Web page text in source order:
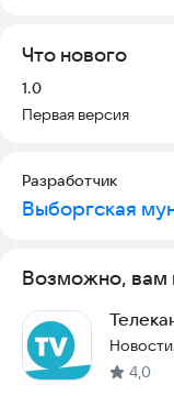
Что нового
Версия:
1.0
Первая версия
Разработчик
Выборгская
Возможно, вам
4,0